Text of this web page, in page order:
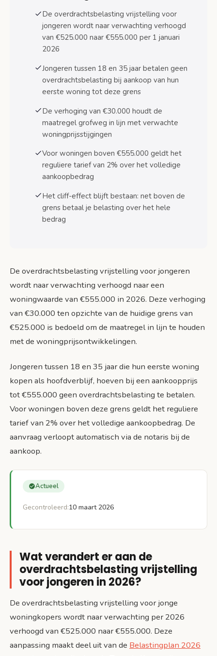
tarief over volledig bedrag
Verschil met andere overdrachtsbelasting
tarieven in 2026
Tweede woningen en verhuurobjecten
Procedure bij de notaris
Benodigde documenten en verificatie
Stappenplan voor het benutten van de
startersvrijstelling
Stap 1: Controleer of je voldoet aan de
Stap 2: Verzamel de benodigde
Risico’s en aandachtspunten bij de vrijstelling
Markteffecten en prijsstijgingen
Cliff-effect bij overschrijding grens
Controle achteraf door Belastingdienst
Toekomstperspectief en mogelijke wijzigingen
Conclusie en actiepunten voor jonge
woningkopers
Belangrijkste actiepunten:
Bronnen
De overdrachtsbelasting vrijstelling voor
jongeren wordt naar verwachting verhoogd
van €525.000 naar €555.000 per 1 januari
2026
Jongeren tussen 18 en 35 jaar betalen geen
overdrachtsbelasting bij aankoop van hun
eerste woning tot deze grens
De verhoging van €30.000 houdt de
maatregel grofweg in lijn met verwachte
woningprijsstijgingen
Voor woningen boven €555.000 geldt het
reguliere tarief van 2% over het volledige
aankoopbedrag
Het cliff-effect blijft bestaan: net boven de
grens betaal je belasting over het hele
bedrag
De overdrachtsbelasting vrijstelling voor jongeren
wordt naar verwachting verhoogd naar een
woningwaarde van €555.000 in 2026. Deze verhoging
van €30.000 ten opzichte van de huidige grens van
€525.000 is bedoeld om de maatregel in lijn te houden
met de woningprijsontwikkelingen.
Jongeren tussen 18 en 35 jaar die hun eerste woning
kopen als hoofdverblijf, hoeven bij een aankoopprijs
tot €555.000 geen overdrachtsbelasting te betalen.
Voor woningen boven deze grens geldt het reguliere
tarief van 2% over het volledige aankoopbedrag. De
aanvraag verloopt automatisch via de notaris bij de
aankoop.
Actueel
Gecontroleerd:10 maart 2026
Wat verandert er aan de
overdrachtsbelasting vrijstelling
voor jongeren in 2026?
De overdrachtsbelasting vrijstelling voor jonge
woningkopers wordt naar verwachting per 2026
verhoogd van €525.000 naar €555.000. Deze
aanpassing maakt deel uit van de Belastingplan 2026